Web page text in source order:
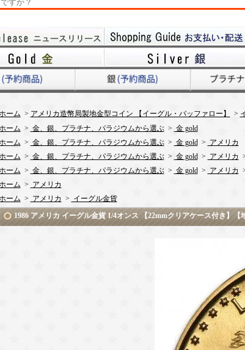
ーム > アメリカ造幣局製地金型コイン 【イーグル・バッファロー】 >
ーム > 金、銀、プラチナ、パラジウムから選ぶ> 金 gold
ーム > 金、銀、プラチナ、パラジウムから選ぶ> 金 gold> アメリカ
ーム > 金、銀、プラチナ、パラジウムから選ぶ> 金 gold> アメリカ
ーム > 金、銀、プラチナ、パラジウムから選ぶ> 金 gold> アメリカ
ーム > アメリカ
ーム > アメリカ > イーグル金貨
1986 アメリカ イーグル金貨 1/4オンス 【22mmクリアケース付き】【